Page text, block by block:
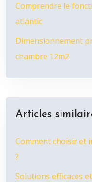
Comprendre le
atlantic
Dimensionnement
chambre 12m2
Articles
Comment choisir et
?
Solutions efficaces